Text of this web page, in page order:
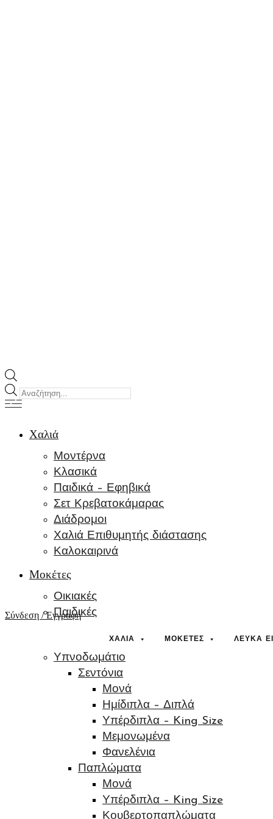
Σύνδεση / Εγγραφή
ΧΑΛΙΆ ΜΟΚΈΤΕΣ ΛΕΥΚΆ
Products
search
Χαλιά
Μοντέρνα
Κλασικά
Παιδικά – Εφηβικά
Σετ Κρεβατοκάμαρας
Διάδρομοι
Χαλιά Επιθυμητής διάστασης
Καλοκαιρινά
Μοκέτες
Οικιακές
Παιδικές
Υπνοδωμάτιο
Σεντόνια
Μονά
Ημίδιπλα – Διπλά
Υπέρδιπλα – King Size
Μεμονωμένα
Φανελένια
Παπλώματα
Μονά
Υπέρδιπλα – King Size
Κουβερτοπαπλώματα